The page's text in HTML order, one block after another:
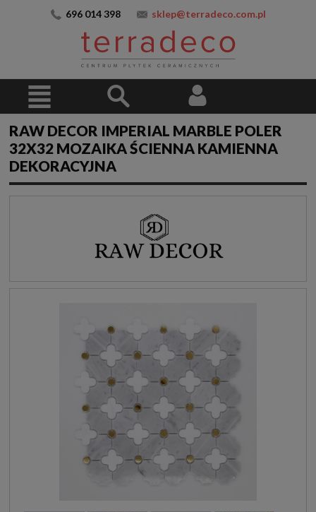
696 014 398 sklep@terradeco.com.pl
RAW DECOR IMPERIAL MARBLE POLER
32X32 MOZAIKA ŚCIENNA KAMIENNA
DEKORACYJNA